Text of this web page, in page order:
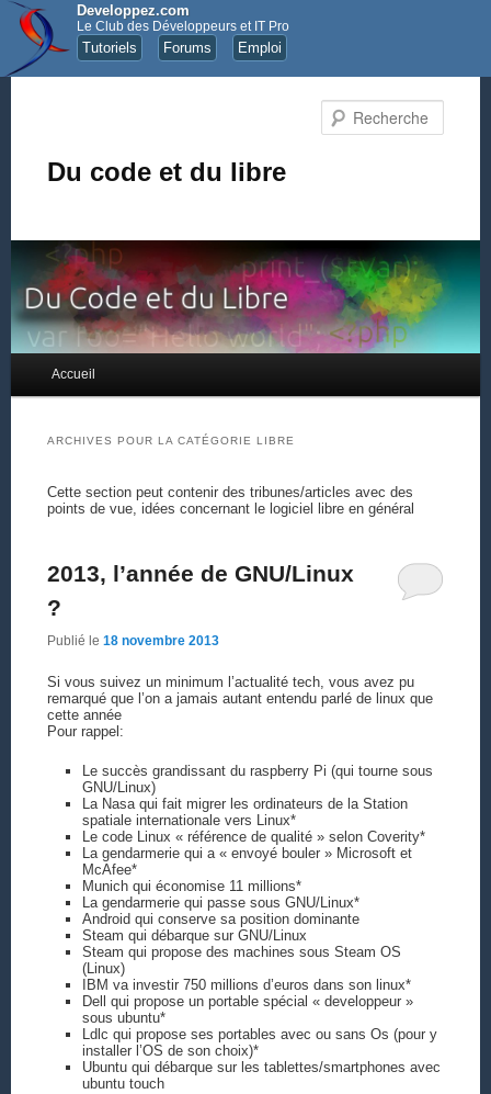
Developpez.com
Le Club des Développeurs et IT Pro
Tutoriels Forums Emploi
Du code et du libre
Aller au contenu principal
Aller au contenu secondaire
Accueil
ARCHIVES POUR LA CATÉGORIE LIBRE
Cette section peut contenir des tribunes/articles avec des
points de vue, idées concernant le logiciel libre en général
2013, l’année de GNU/Linux
?
Publié le 18 novembre 2013
Si vous suivez un minimum l’actualité tech, vous avez pu
remarqué que l’on a jamais autant entendu parlé de linux que
cette année
Pour rappel:
Le succès grandissant du raspberry Pi (qui tourne sous
GNU/Linux)
La Nasa qui fait migrer les ordinateurs de la Station
spatiale internationale vers Linux*
Le code Linux « référence de qualité » selon Coverity*
La gendarmerie qui a « envoyé bouler » Microsoft et
McAfee*
Munich qui économise 11 millions*
La gendarmerie qui passe sous GNU/Linux*
Android qui conserve sa position dominante
Steam qui débarque sur GNU/Linux
Steam qui propose des machines sous Steam OS
(Linux)
IBM va investir 750 millions d’euros dans son linux*
Dell qui propose un portable spécial « developpeur »
sous ubuntu*
Ldlc qui propose ses portables avec ou sans Os (pour y
installer l’OS de son choix)*
Ubuntu qui débarque sur les tablettes/smartphones avec
ubuntu touch